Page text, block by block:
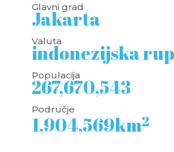
Glavni grad
Jakarta
Valuta
indonezijska
Populacija
267,670,543
Područje
1,904,569km2